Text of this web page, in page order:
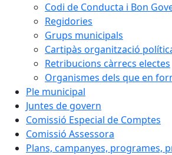
Codi de Conducta i Bon
Regidories
Grups municipals
Cartipàs organització
Retribucions càrrecs electes
Organismes dels que en
Ple municipal
Juntes de govern
Comissió Especial de Comptes
Comissió Assessora
Plans, campanyes, programes,